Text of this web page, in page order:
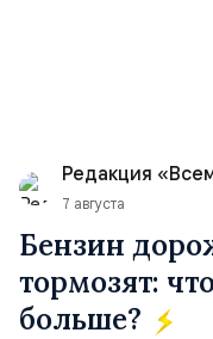
Редакция
7 августа
Бензин
тормозят:
больше?